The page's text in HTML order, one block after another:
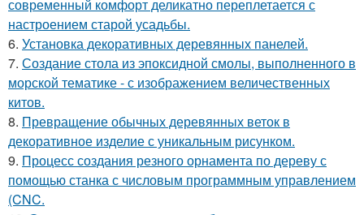
современный комфорт деликатно переплетается с
настроением старой усадьбы.
6. Установка декоративных деревянных панелей.
7. Создание стола из эпоксидной смолы, выполненного в
морской тематике - с изображением величественных
китов.
8. Превращение обычных деревянных веток в
декоративное изделие с уникальным рисунком.
9. Процесс создания резного орнамента по дереву с
помощью станка с числовым программным управлением
(CNC.